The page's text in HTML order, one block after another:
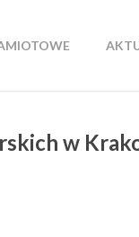
w